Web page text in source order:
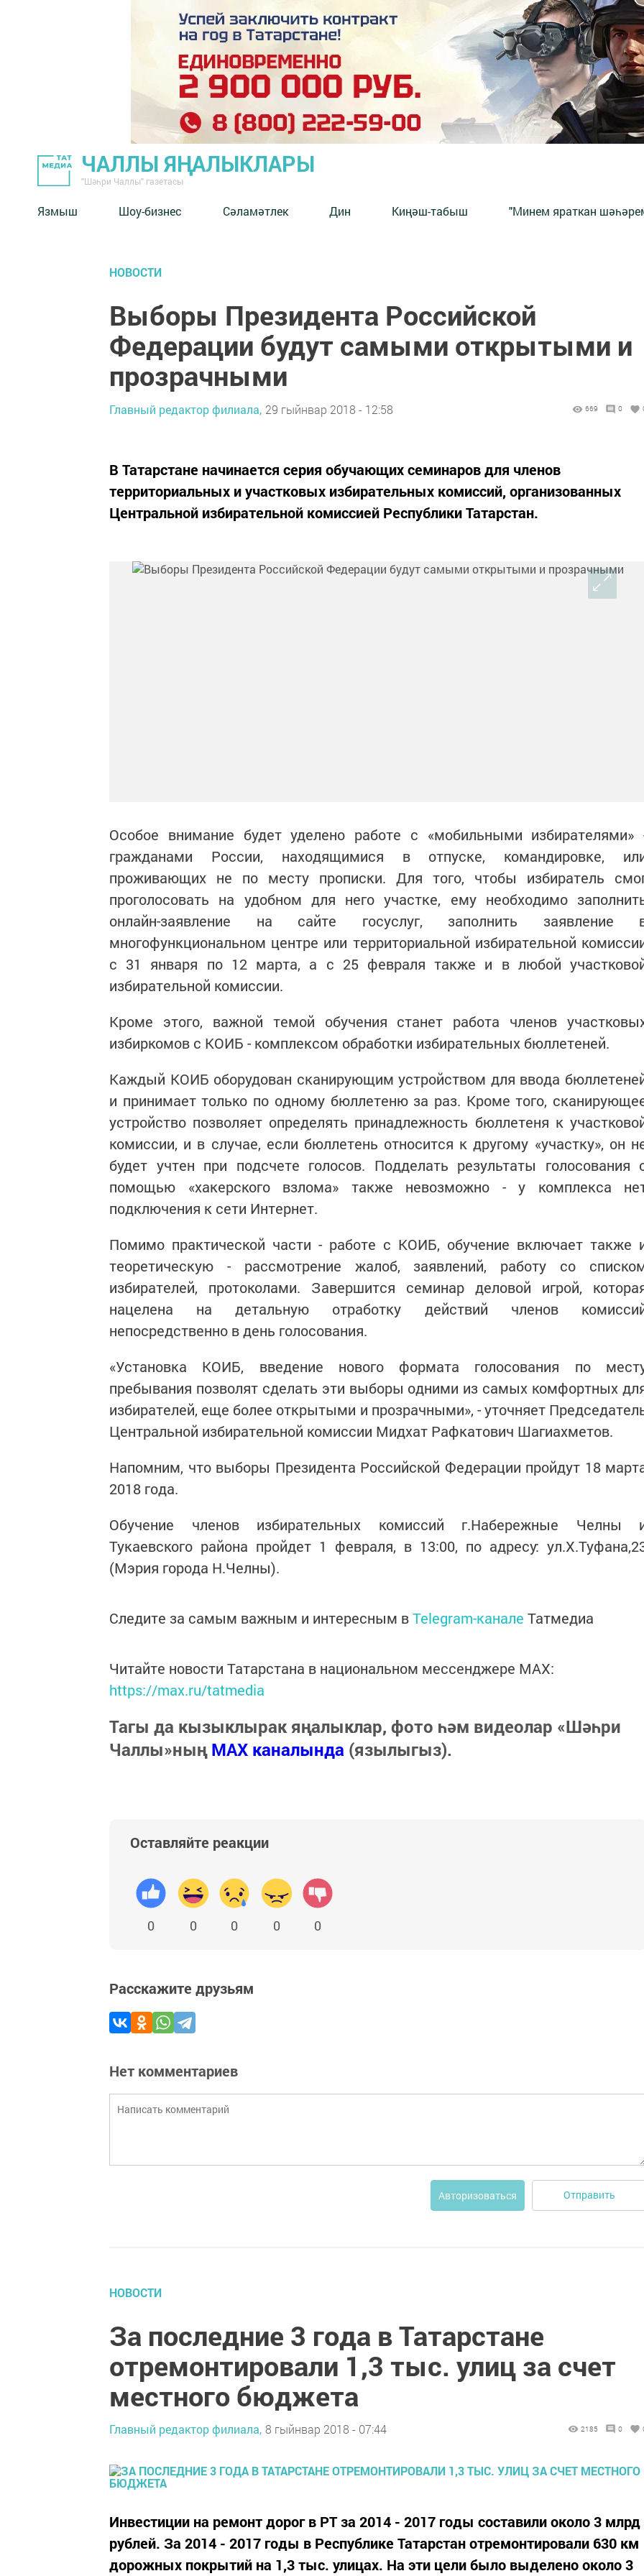
ЧАЛЛЫ ЯҢАЛЫКЛАРЫ
"Шәһри Чаллы" газетасы
Язмыш Шоу-бизнес Сәламәтлек Дин Киңәш-табыш "Минем яраткан
НОВОСТИ
Выборы Президента Российской
Федерации будут самыми открытыми и
прозрачными
Главный редактор филиала, 29 гыйнвар 2018 - 12:58 669 0
В Татарстане начинается серия обучающих семинаров для членов
территориальных и участковых избирательных комиссий, организованных
Центральной избирательной комиссией Республики Татарстан.
Особое внимание будет уделено работе с «мобильными избирателями»
гражданами России, находящимися в отпуске, командировке,
проживающих не по месту прописки. Для того, чтобы избиратель
проголосовать на удобном для него участке, ему необходимо
онлайн-заявление на сайте госуслуг, заполнить заявление
многофункциональном центре или территориальной избирательной
с 31 января по 12 марта, а с 25 февраля также и в любой
избирательной комиссии.
Кроме этого, важной темой обучения станет работа членов
избиркомов с КОИБ - комплексом обработки избирательных бюллетеней.
Каждый КОИБ оборудован сканирующим устройством для ввода
и принимает только по одному бюллетеню за раз. Кроме того,
устройство позволяет определять принадлежность бюллетеня к
комиссии, и в случае, если бюллетень относится к другому «участку», он
будет учтен при подсчете голосов. Подделать результаты голосования
помощью «хакерского взлома» также невозможно - у комплекса
подключения к сети Интернет.
Помимо практической части - работе с КОИБ, обучение включает также
теоретическую - рассмотрение жалоб, заявлений, работу со
избирателей, протоколами. Завершится семинар деловой игрой,
нацелена на детальную отработку действий членов
непосредственно в день голосования.
«Установка КОИБ, введение нового формата голосования по
пребывания позволят сделать эти выборы одними из самых комфортных
избирателей, еще более открытыми и прозрачными», - уточняет
Центральной избирательной комиссии Мидхат Рафкатович Шагиахметов.
Напомним, что выборы Президента Российской Федерации пройдут 18
2018 года.
Обучение членов избирательных комиссий г.Набережные Челны
Тукаевского района пройдет 1 февраля, в 13:00, по адресу:
(Мэрия города Н.Челны).
Следите за самым важным и интересным вTelegram-канале Татмедиа
Читайте новости Татарстана в национальном мессенджере MАХ:
https://max.ru/tatmedia
Тагы да кызыклырак яңалыклар, фото һәм видеолар «Шәһри
Чаллы»ныңMAX каналында (язылыгыз).
Оставляйте реакции
0 0 0 0 0
Расскажите друзьям
Нет комментариев
Авторизоваться Отправить
НОВОСТИ
За последние 3 года в Татарстане
отремонтировали 1,3 тыс. улиц за счет
местного бюджета
Главный редактор филиала, 8 гыйнвар 2018 - 07:44 2185 0
Инвестиции на ремонт дорог в РТ за 2014 - 2017 годы составили около 3 млрд
рублей. За 2014 - 2017 годы в Республике Татарстан отремонтировали 630 км
дорожных покрытий на 1,3 тыс. улицах. На эти цели было выделено около 3